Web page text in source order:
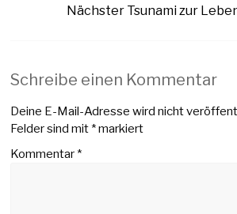
Nächster Tsunami zur
Schreibe einen Kommentar
Deine E-Mail-Adresse wird nicht
Felder sind mit*markiert
Kommentar*